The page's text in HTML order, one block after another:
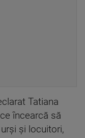
Tatiana
încearcă să
şi locuitori,